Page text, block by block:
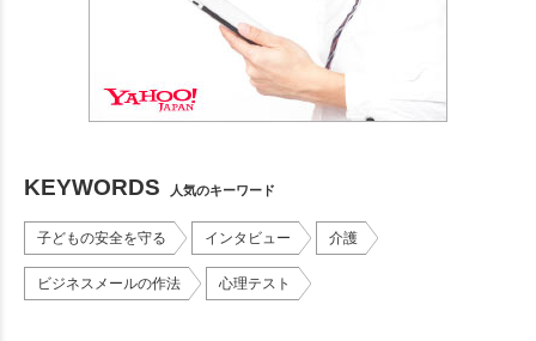
KEYWORDS 人気のキーワード
子どもの安全を守る インタビュー 介護
ビジネスメールの作法 心理テスト